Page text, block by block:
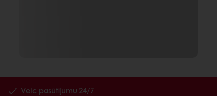
Veic pasūtījumu 24/7